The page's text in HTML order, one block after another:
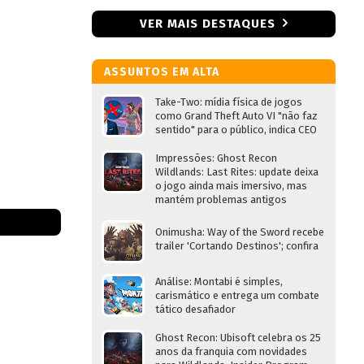
VER MAIS DESTAQUES
ASSUNTOS EM ALTA
Take-Two: mídia física de jogos
como Grand Theft Auto VI "não faz
sentido" para o público, indica CEO
Impressões: Ghost Recon
Wildlands: Last Rites: update deixa
o jogo ainda mais imersivo, mas
mantém problemas antigos
Onimusha: Way of the Sword recebe
trailer 'Cortando Destinos'; confira
Análise: Montabi é simples,
carismático e entrega um combate
tático desafiador
Ghost Recon: Ubisoft celebra os 25
anos da franquia com novidades